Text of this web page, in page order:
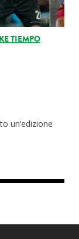
TIEMPO
un’edizione